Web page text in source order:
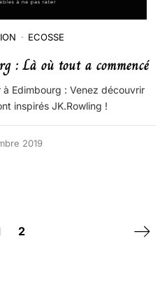
ECOSSE
: Là où tout a commencé
Edimbourg : Venez découvrir
inspirés JK.Rowling !
2019
2 Next